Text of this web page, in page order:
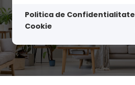
Politica de Confidentialitate
Cookie